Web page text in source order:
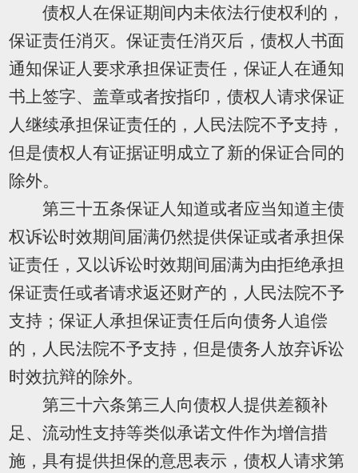
债权人在保证期间内未依法行使权利的，
保证责任消灭。保证责任消灭后，债权人书面
通知保证人要求承担保证责任，保证人在通知
书上签字、盖章或者按指印，债权人请求保证
人继续承担保证责任的，人民法院不予支持，
但是债权人有证据证明成立了新的保证合同的
除外。
第三十五条保证人知道或者应当知道主债
权诉讼时效期间届满仍然提供保证或者承担保
证责任，又以诉讼时效期间届满为由拒绝承担
保证责任或者请求返还财产的，人民法院不予
支持；保证人承担保证责任后向债务人追偿
的，人民法院不予支持，但是债务人放弃诉讼
时效抗辩的除外。
第三十六条第三人向债权人提供差额补
足、流动性支持等类似承诺文件作为增信措
施，具有提供担保的意思表示，债权人请求第